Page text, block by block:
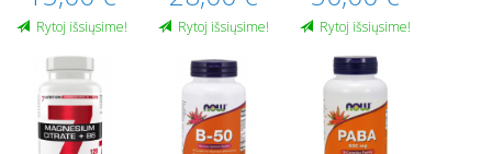
Rytoj išsiųsime! Rytoj išsiųsime! Rytoj išsiųsime!